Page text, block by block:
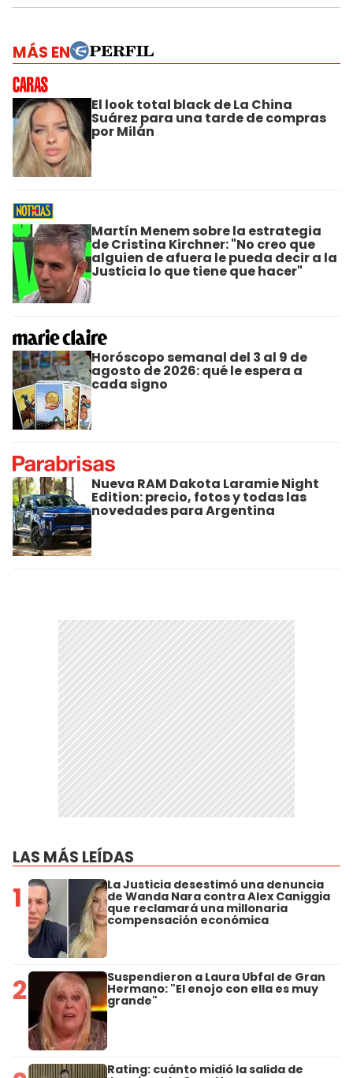
MÁS EN
El look total black de La China
Suárez para una tarde de compras
por Milán
Martín Menem sobre la estrategia
de Cristina Kirchner: "No creo que
alguien de afuera le pueda decir a la
Justicia lo que tiene que hacer"
Horóscopo semanal del 3 al 9 de
agosto de 2026: qué le espera a
cada signo
Nueva RAM Dakota Laramie Night
Edition: precio, fotos y todas las
novedades para Argentina
LAS MÁS LEÍDAS
1 La Justicia desestimó una denuncia
de Wanda Nara contra Alex Caniggia
que reclamará una millonaria
compensación económica
2 Suspendieron a Laura Ubfal de Gran
Hermano: "El enojo con ella es muy
grande"
Rating: cuánto midió la salida de